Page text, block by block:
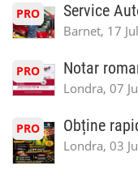
PRO Service
Barnet, 17
PRO Notar
Londra, 07
PRO Obține
Londra, 03